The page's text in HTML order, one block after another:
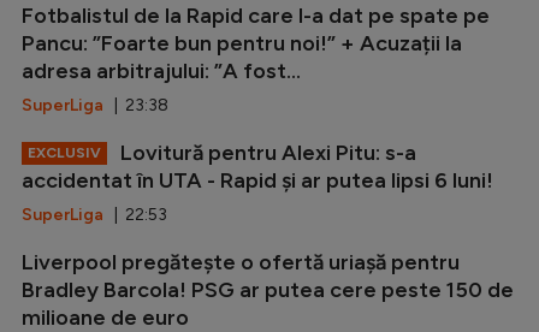
Fotbalistul de la Rapid care l-a dat pe spate pe
Pancu: ”Foarte bun pentru noi!” + Acuzații la
adresa arbitrajului: ”A fost...
SuperLiga | 23:38
EXCLUSIV
Lovitură pentru Alexi Pitu: s-a
accidentat în UTA - Rapid și ar putea lipsi 6 luni!
SuperLiga | 22:53
Liverpool pregătește o ofertă uriașă pentru
Bradley Barcola! PSG ar putea cere peste 150 de
milioane de euro